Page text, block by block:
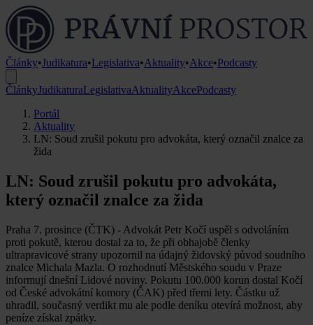
Články•Judikatura•Legislativa•Aktuality•Akce•Podcasty
ČlánkyJudikaturaLegislativaAktualityAkcePodcasty
Portál
Aktuality
LN: Soud zrušil pokutu pro advokáta, který označil znalce za
žida
LN: Soud zrušil pokutu pro advokáta,
který označil znalce za žida
Praha 7. prosince (ČTK) - Advokát Petr Kočí uspěl s odvoláním
proti pokutě, kterou dostal za to, že při obhajobě členky
ultrapravicové strany upozornil na údajný židovský původ soudního
znalce Michala Mazla. O rozhodnutí Městského soudu v Praze
informují dnešní Lidové noviny. Pokutu 100.000 korun dostal Kočí
od České advokátní komory (ČAK) před třemi lety. Částku už
uhradil, současný verdikt mu ale podle deníku otevírá možnost, aby
peníze získal zpátky.